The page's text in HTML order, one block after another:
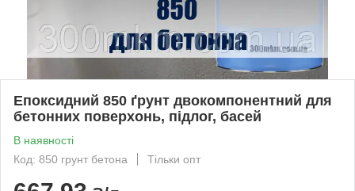
Епоксидний 850 ґрунт двокомпонентний для
бетонних поверхонь, підлог, басей
В наявності
Код: 850 грунт бетона
Тільки опт